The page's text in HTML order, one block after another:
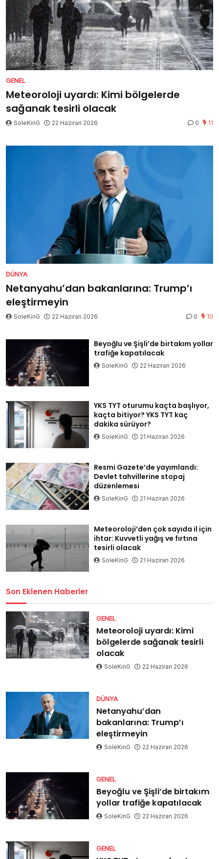
GENEL
Meteoroloji uyardı: Kimi bölgelerde
sağanak tesirli olacak
SoleKinG 22 Haziran 2026 0 11
DÜNYA
Netanyahu’dan bakanlarına: Trump’ı
eleştirmeyin
SoleKinG 22 Haziran 2026 0 10
Beyoğlu ve Şişli’de birtakım yollar
trafiğe kapatılacak
SoleKinG 22 Haziran 2026
YKS TYT oturumu kaçta başlıyor,
kaçta bitiyor? YKS TYT kaç
dakika sürüyor?
SoleKinG 21 Haziran 2026
Resmi Gazete’de yayımlandı:
Devlet tahvillerine stopaj
düzenlemesi
SoleKinG 21 Haziran 2026
Meteoroloji’den çok sayıda il için
ihtar: Kuvvetli yağış ve fırtına
tesirli olacak
SoleKinG 21 Haziran 2026
Son Eklenen Haberler
GENEL
Meteoroloji uyardı: Kimi
bölgelerde sağanak tesirli
olacak
SoleKinG 22 Haziran 2026
DÜNYA
Netanyahu’dan
bakanlarına: Trump’ı
eleştirmeyin
SoleKinG 22 Haziran 2026
GENEL
Beyoğlu ve Şişli’de birtakım
yollar trafiğe kapatılacak
SoleKinG 22 Haziran 2026
GENEL